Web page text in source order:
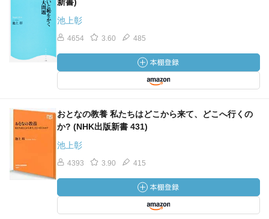
同志社大学は全科目がGPA算入になっているから、私の講
義はあえて単位外にしました。
そうでないと優秀な学生を伸ばす厳しい教育を行うことが
できないからです。（佐藤）
に合流するので、
通常の高校を卒業した学生は太刀打ちできない。
ただ決定的に国語と社会と英語が弱くなる。（佐藤）
それは明らかなんですが、ものづくりの能力はすごく高い
です（池上）
だから結局は企業に勤めたときに管理職になれないんで
マネジメントとか、国際展開ができない。
池上彰
4654 3.60 485
おとなの教養 私たちはどこから来て、どこへ行くの
か? (NHK出版新書 431)
池上彰
4393 3.90 415